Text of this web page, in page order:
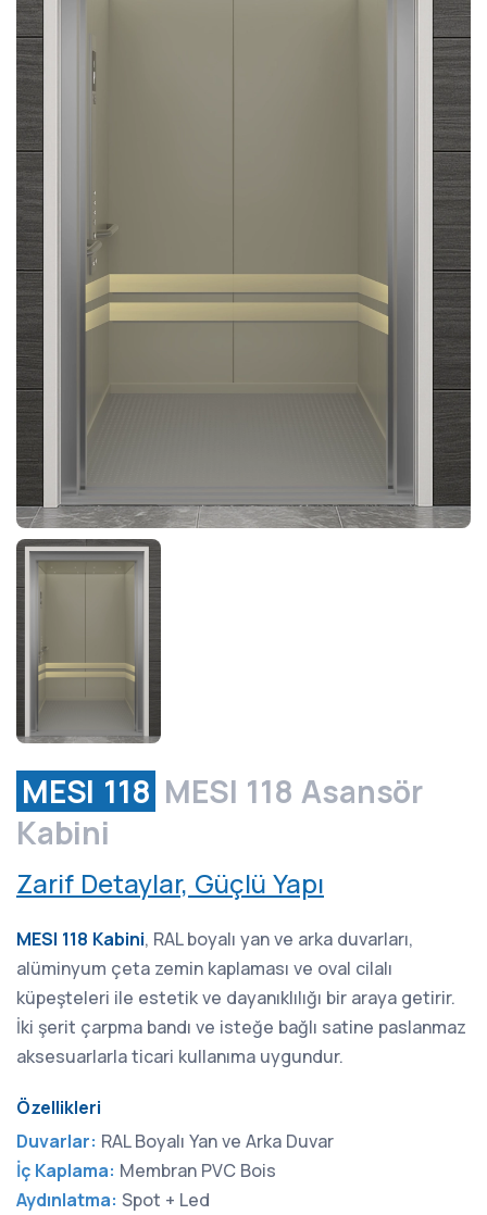
MESI 118 MESI 118 Asansör
Kabini
Zarif Detaylar, Güçlü Yapı
MESI 118 Kabini, RAL boyalı yan ve arka duvarları,
alüminyum çeta zemin kaplaması ve oval cilalı
küpeşteleri ile estetik ve dayanıklılığı bir araya getirir.
İki şerit çarpma bandı ve isteğe bağlı satine paslanmaz
aksesuarlarla ticari kullanıma uygundur.
Özellikleri
Duvarlar: RAL Boyalı Yan ve Arka Duvar
İç Kaplama: Membran PVC Bois
Aydınlatma: Spot + Led